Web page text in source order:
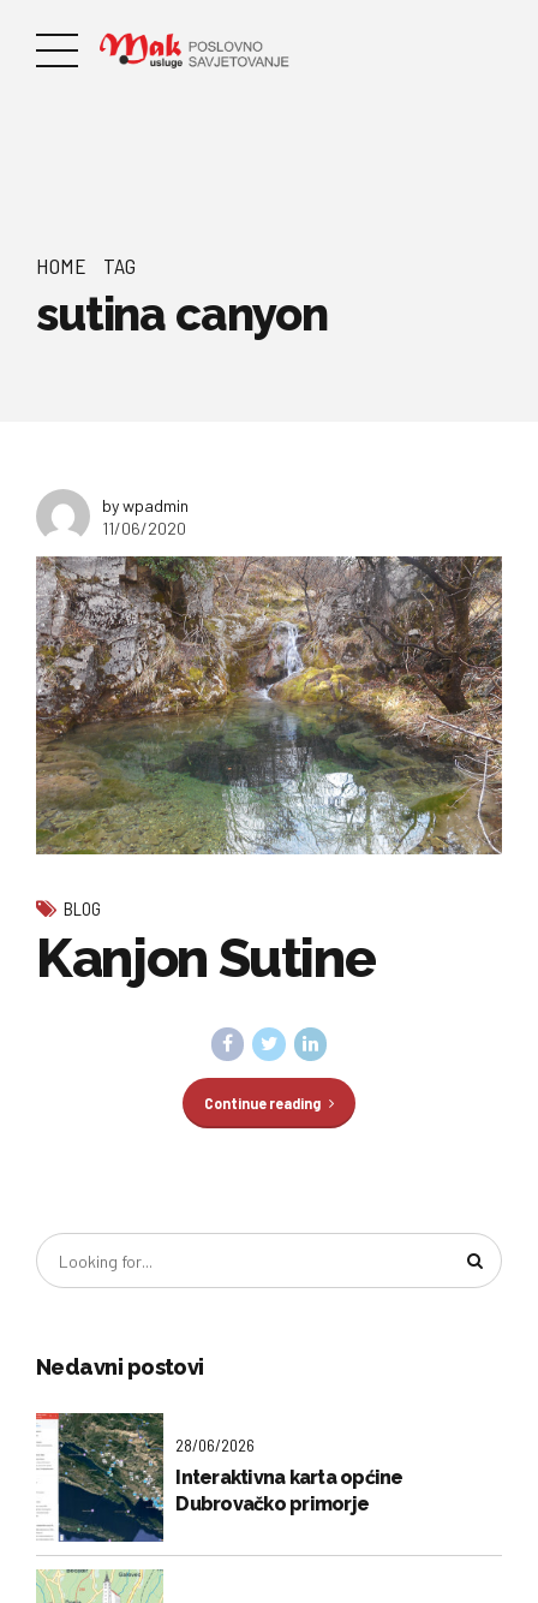
HOME TAG
sutina canyon
by wpadmin
11/06/2020
BLOG
Kanjon Sutine
Continue reading
Nedavni postovi
28/06/2026
Interaktivna karta općine
Dubrovačko primorje